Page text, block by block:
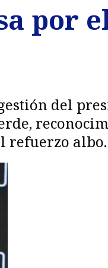
por
del
refuerzo albo.